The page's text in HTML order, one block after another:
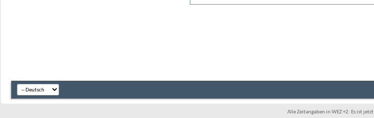
Alle Zeitangaben in WEZ +2. Es ist jetzt